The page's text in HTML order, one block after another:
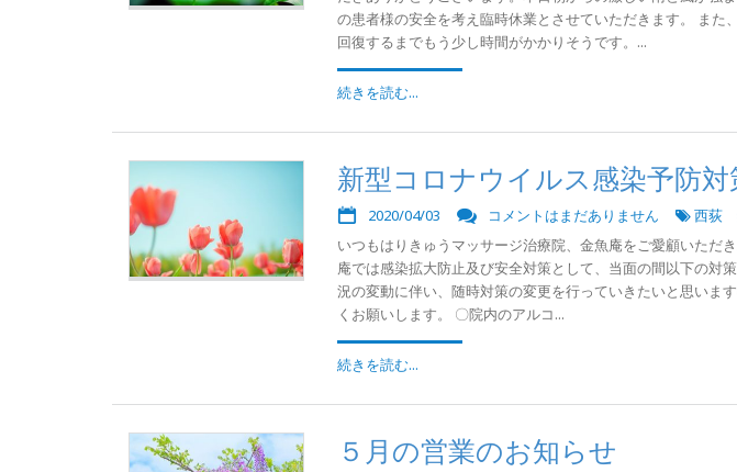
の患者様の安全を考え臨時休業とさせていただきます。 また
回復するまでもう少し時間がかかりそうです。...
続きを読む...
新型コロナウイルス感染予防対
2020/04/03 コメントはまだありません
西荻
いつもはりきゅうマッサージ治療院、金魚庵をご愛顧いただ
庵では感染拡大防止及び安全対策として、当面の間以下の対
況の変動に伴い、随時対策の変更を行っていきたいと思いま
くお願いします。 〇院内のアルコ...
続きを読む...
５月の営業のお知らせ